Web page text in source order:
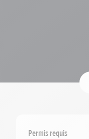
Permis requis